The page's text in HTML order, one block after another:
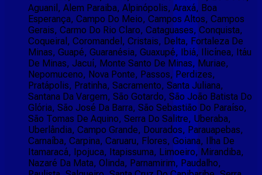
Aguanil, Alem Paraiba, Alpinópolis, Araxá, Boa
Esperança, Campo Do Meio, Campos Altos, Campos
Gerais, Carmo Do Rio Claro, Cataguases, Conquista,
Coqueiral, Coromandel, Cristais, Delta, Fortaleza De
Minas, Guapé, Guaranésia, Guaxupé, Ibiá, Ilicínea, Itáu
De Minas, Jacuí, Monte Santo De Minas, Muriae,
Nepomuceno, Nova Ponte, Passos, Perdizes,
Pratápolis, Pratinha, Sacramento, Santa Juliana,
Santana Da Vargem, São Gotardo, São João Batista Do
Glória, São José Da Barra, São Sebastião Do Paraíso,
São Tomas De Aquino, Serra Do Salitre, Uberaba,
Uberlândia, Campo Grande, Dourados, Parauapebas,
Carnaíba, Carpina, Caruaru, Flores, Goiana, Ilha De
Itamaracá, Ipojuca, Itapissuma, Limoeiro, Mirandiba,
Nazaré Da Mata, Olinda, Parnamirim, Paudalho,